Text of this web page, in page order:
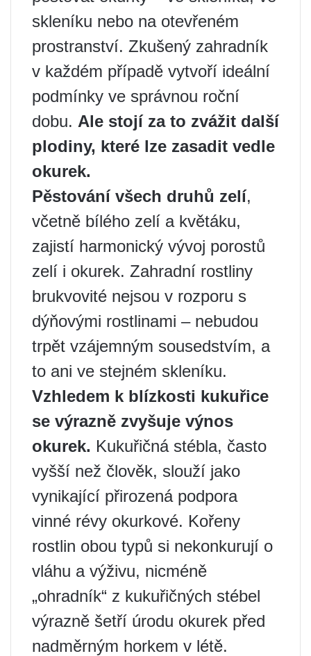
skleníku nebo na otevřeném
prostranství. Zkušený zahradník
v každém případě vytvoří ideální
podmínky ve správnou roční
dobu. Ale stojí za to zvážit další
plodiny, které lze zasadit vedle
okurek.
Pěstování všech druhů zelí,
včetně bílého zelí a květáku,
zajistí harmonický vývoj porostů
zelí i okurek. Zahradní rostliny
brukvovité nejsou v rozporu s
dýňovými rostlinami – nebudou
trpět vzájemným sousedstvím, a
to ani ve stejném skleníku.
Vzhledem k blízkosti kukuřice
se výrazně zvyšuje výnos
okurek. Kukuřičná stébla, často
vyšší než člověk, slouží jako
vynikající přirozená podpora
vinné révy okurkové. Kořeny
rostlin obou typů si nekonkurují o
vláhu a výživu, nicméně
„ohradník“ z kukuřičných stébel
výrazně šetří úrodu okurek před
nadměrným horkem v létě.